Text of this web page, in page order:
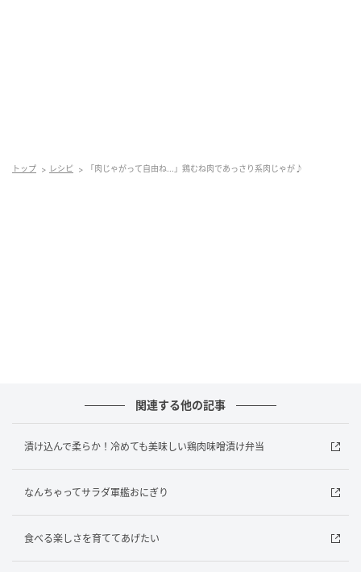
しました！
オレンジページnet
味付けは白だしをベースに、しょうゆとみりんで仕上
げます。
トップ レシピ 「肉じゃがって自由ね...」鶏むね肉であっさり系肉じゃが♪
関連する他の記事
漬け込んで柔らか！冷めても美味しい鶏肉味噌漬け弁当
なんちゃってサラダ軍艦おにぎり
食べる楽しさを育ててあげたい